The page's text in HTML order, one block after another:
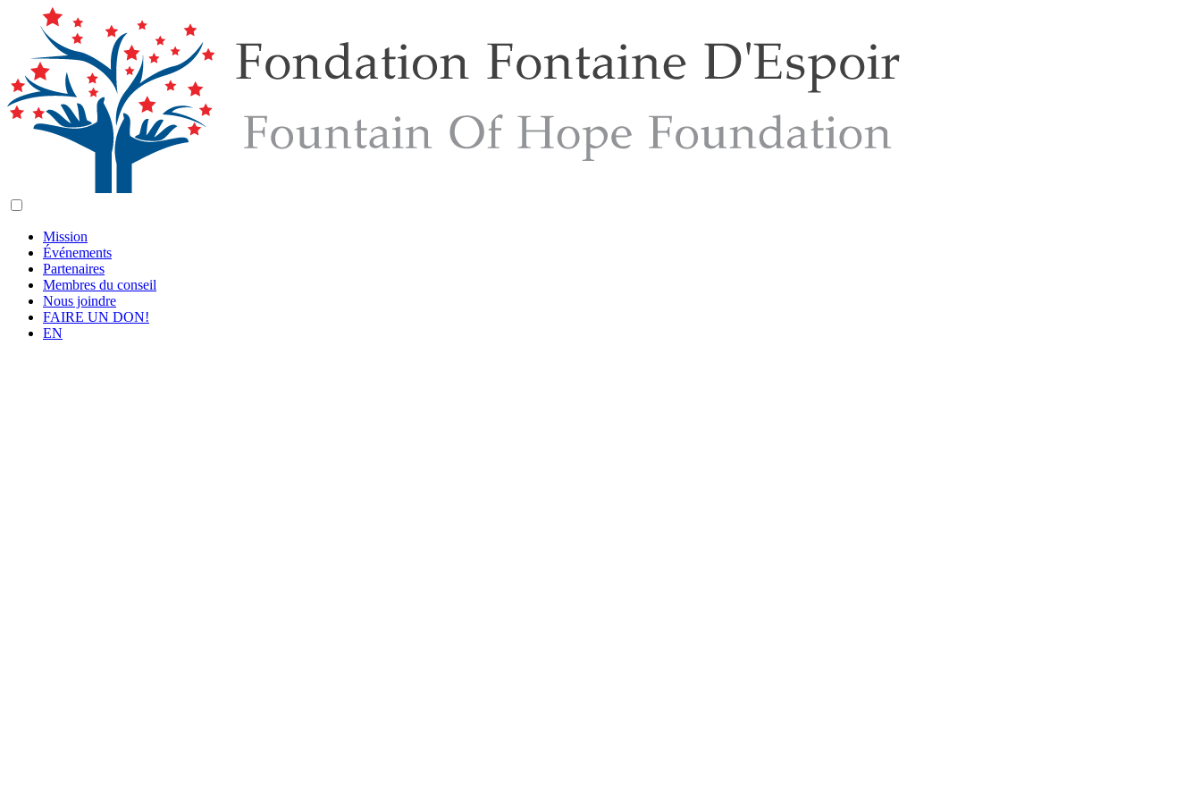
Mission
Événements
Partenaires
Membres du conseil
Nous joindre
FAIRE UN DON!
EN